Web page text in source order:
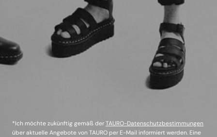
*Ich möchte zukünftig gemäß derTAURO-Datenschutzbestimmungen
über aktuelle Angebote von TAURO per E-Mail informiert werden. Eine